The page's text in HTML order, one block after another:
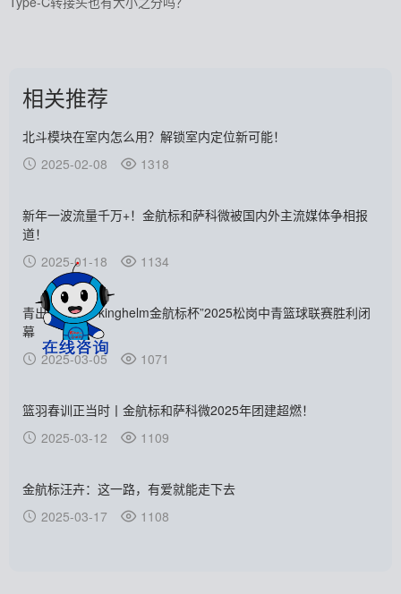
相关推荐
北斗模块在室内怎么用？解锁室内定位新可能！
2025-02-08
1318
新年一波流量千万+！金航标和萨科微被国内外主流媒体争相报
道！
2025-01-18
1134
青出于“篮”丨“kinghelm金航标杯”2025松岗中青篮球联赛胜利闭
幕
2025-03-05
1071
篮羽春训正当时丨金航标和萨科微2025年团建超燃！
2025-03-12
1109
金航标汪卉：这一路，有爱就能走下去
2025-03-17
1108